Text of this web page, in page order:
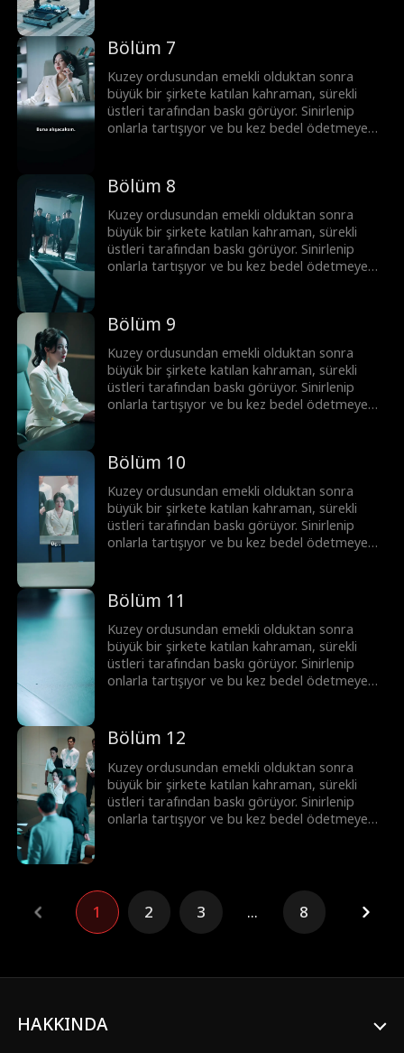
Bölüm 7
Kuzey ordusundan emekli olduktan sonra
büyük bir şirkete katılan kahraman, sürekli
üstleri tarafından baskı görüyor. Sinirlenip
onlarla tartışıyor ve bu kez bedel ödetmeye
Bölüm 8
Kuzey ordusundan emekli olduktan sonra
büyük bir şirkete katılan kahraman, sürekli
üstleri tarafından baskı görüyor. Sinirlenip
onlarla tartışıyor ve bu kez bedel ödetmeye
Bölüm 9
Kuzey ordusundan emekli olduktan sonra
büyük bir şirkete katılan kahraman, sürekli
üstleri tarafından baskı görüyor. Sinirlenip
onlarla tartışıyor ve bu kez bedel ödetmeye
Bölüm 10
Kuzey ordusundan emekli olduktan sonra
büyük bir şirkete katılan kahraman, sürekli
üstleri tarafından baskı görüyor. Sinirlenip
onlarla tartışıyor ve bu kez bedel ödetmeye
Bölüm 11
Kuzey ordusundan emekli olduktan sonra
büyük bir şirkete katılan kahraman, sürekli
üstleri tarafından baskı görüyor. Sinirlenip
onlarla tartışıyor ve bu kez bedel ödetmeye
Bölüm 12
Kuzey ordusundan emekli olduktan sonra
büyük bir şirkete katılan kahraman, sürekli
üstleri tarafından baskı görüyor. Sinirlenip
onlarla tartışıyor ve bu kez bedel ödetmeye
1 2 3 ... 8
HAKKINDA